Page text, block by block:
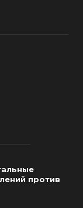
против